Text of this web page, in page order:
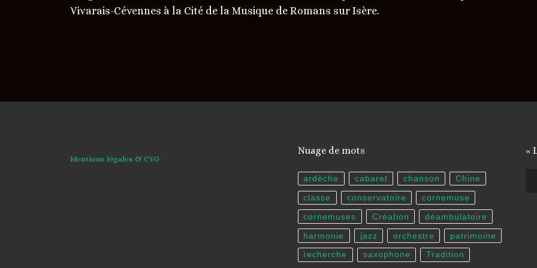
Vivarais-Cévennes à la Cité de la Musique de Romans sur Isère.
Mentions légales & CVG
Nuage de mots
ardèche cabaret chanson Chine
classe conservatoire cornemuse
cornemuses Création déambulatoire
harmonie jazz orchestre patrimoine
recherche saxophone Tradition
«